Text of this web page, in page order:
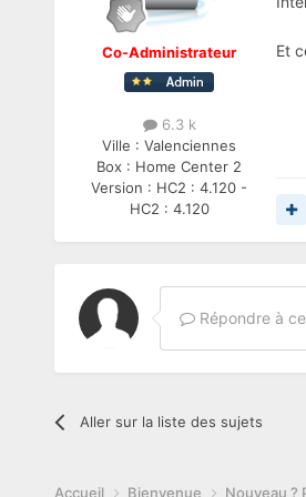
Co-Administrateur
6.3 k
Ville :Valenciennes
Box : Home Center 2
Version : HC2 : 4.120 -
HC2 : 4.120
Et
Répondre à
Aller sur la liste des sujets
Accueil Bienvenue Nouveau ?